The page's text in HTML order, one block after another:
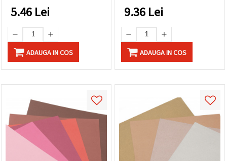
6 bucăți
5.46 Lei
ADAUGA IN COS
9.36 Lei
ADAUGA IN COS